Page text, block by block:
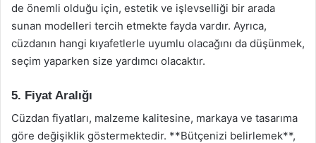
de önemli olduğu için, estetik ve işlevselliği bir arada
sunan modelleri tercih etmekte fayda vardır. Ayrıca,
cüzdanın hangi kıyafetlerle uyumlu olacağını da düşünmek,
seçim yaparken size yardımcı olacaktır.
5. Fiyat Aralığı
Cüzdan fiyatları, malzeme kalitesine, markaya ve tasarıma
göre değişiklik göstermektedir. **Bütçenizi belirlemek**,